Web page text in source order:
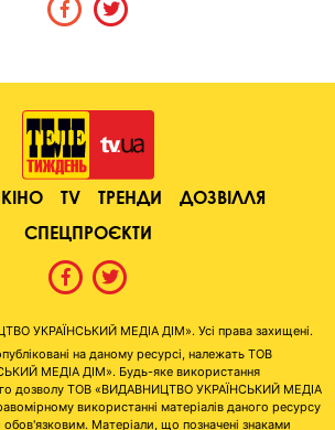
КІНО TV ТРЕНДИ
ДОЗВІЛЛЯ
СПЕЦПРОЄКТИ
УКРАЇНСЬКИЙ МЕДІА ДІМ». Усі права захищені.
на даному ресурсі, належать ТОВ
МЕДІА ДІМ». Будь-яке використання
дозволу ТОВ «ВИДАВНИЦТВО УКРАЇНСЬКИЙ МЕДІА
використанні матеріалів даного ресурсу
обов'язковим. Матеріали, що позначені знаками